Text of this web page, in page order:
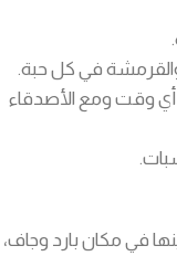
والقرمشة في كل حبة.
أي وقت ومع الأصدقاء
في مكان بارد وجاف،